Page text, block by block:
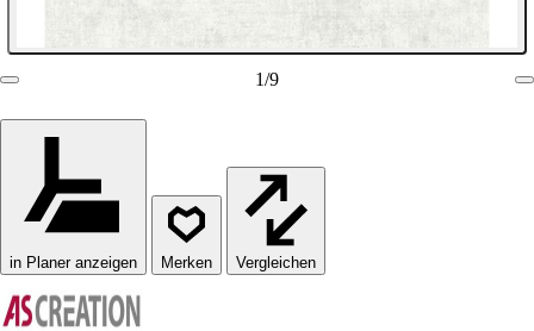
1/9
in Planer anzeigen Vergleichen